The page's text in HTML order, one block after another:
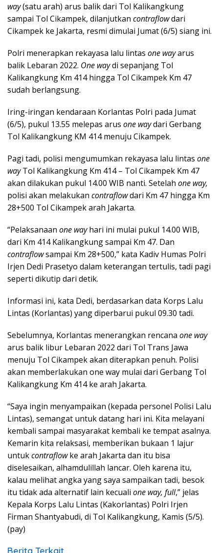
way(satu arah) arus balik dari Tol Kalikangkung
sampai Tol Cikampek, dilanjutkan contraflowdari
Cikampek ke Jakarta, resmi dimulai Jumat (6/5) siang ini.
Polri menerapkan rekayasa lalu lintas one wayarus
balik Lebaran 2022. One waydi sepanjang Tol
Kalikangkung Km 414 hingga Tol Cikampek Km 47
sudah berlangsung.
Iring-iringan kendaraan Korlantas Polri pada Jumat
(6/5), pukul 13.55 melepas arus one waydari Gerbang
Tol Kalikangkung KM 414 menuju Cikampek.
Pagi tadi, polisi mengumumkan rekayasa lalu lintas one
wayTol Kalikangkung Km 414 – Tol Cikampek Km 47
akan dilakukan pukul 14.00 WIB nanti. Setelah one way,
polisi akan melakukan contraflowdari Km 47 hingga Km
28+500 Tol Cikampek arah Jakarta.
“Pelaksanaan one wayhari ini mulai pukul 14.00 WIB,
dari Km 414 Kalikangkung sampai Km 47. Dan
contraflowsampai Km 28+500,” kata Kadiv Humas Polri
Irjen Dedi Prasetyo dalam keterangan tertulis, tadi pagi
seperti dikutip dari detik.
Informasi ini, kata Dedi, berdasarkan data Korps Lalu
Lintas (Korlantas) yang diperbarui pukul 09.30 tadi.
Sebelumnya, Korlantas menerangkan rencana one way
arus balik libur Lebaran 2022 dari Tol Trans Jawa
menuju Tol Cikampek akan diterapkan penuh. Polisi
akan memberlakukan one way mulai dari Gerbang Tol
Kalikangkung Km 414 ke arah Jakarta.
“Saya ingin menyampaikan (kepada personel Polisi Lalu
Lintas), semangat untuk datang hari ini. Kita melayani
kembali sampai masyarakat kembali ke tempat asalnya.
Kemarin kita relaksasi, memberikan bukaan 1 lajur
untukcontraflowke arah Jakarta dan itu bisa
diselesaikan, alhamdulillah lancar. Oleh karena itu,
kalau melihat angka yang saya sampaikan tadi, besok
itu tidak ada alternatif lain kecuali one way, full,” jelas
Kepala Korps Lalu Lintas (Kakorlantas) Polri Irjen
Firman Shantyabudi, di Tol Kalikangkung, Kamis (5/5).
(pay)
Berita Terkait